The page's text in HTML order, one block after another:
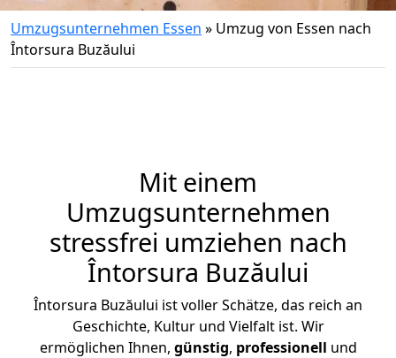
Umzugsunternehmen Essen » Umzug von Essen nach
Întorsura Buzăului
Mit einem
Umzugsunternehmen
stressfrei umziehen nach
Întorsura Buzăului
Întorsura Buzăului ist voller Schätze, das reich an
Geschichte, Kultur und Vielfalt ist. Wir
ermöglichen Ihnen, günstig, professionell und